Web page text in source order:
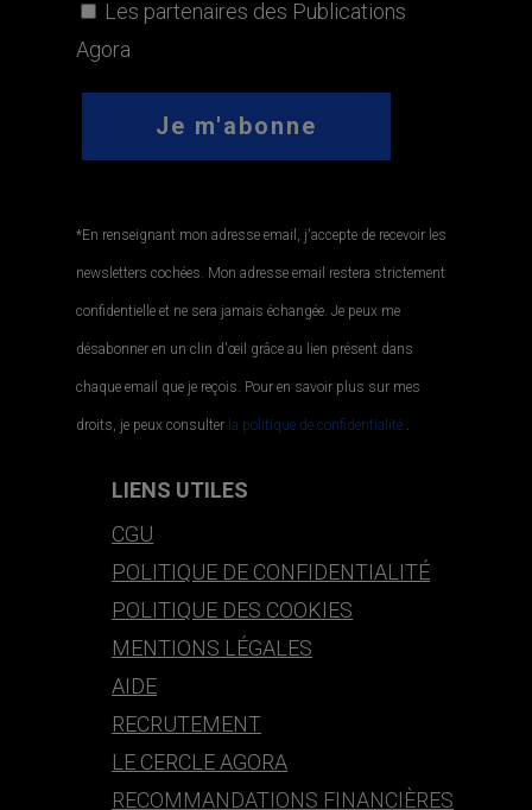
Les partenaires des Publications
Agora
*En renseignant mon adresse email, j'accepte de recevoir les
newsletters cochées. Mon adresse email restera strictement
confidentielle et ne sera jamais échangée. Je peux me
désabonner en un clin d'œil grâce au lien présent dans
chaque email que je reçois. Pour en savoir plus sur mes
droits, je peux consulter la politique de confidentialité..
LIENS UTILES
CGU
POLITIQUE DE CONFIDENTIALITÉ
POLITIQUE DES COOKIES
MENTIONS LÉGALES
AIDE
RECRUTEMENT
LE CERCLE AGORA
RECOMMANDATIONS FINANCIÈRES